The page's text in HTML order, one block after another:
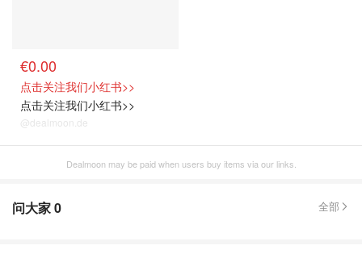
€0.00
点击关注我们小红书>>
点击关注我们小红书>>
@dealmoon.de
Dealmoon may be paid when users buy items via our links.
问大家0 全部